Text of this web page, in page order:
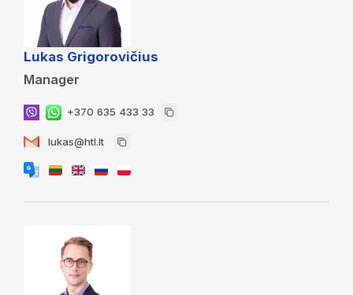
Lukas Grigorovičius
Manager
+370 635 433 33
lukas@htl.lt